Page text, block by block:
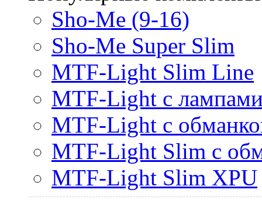
Sho-Me (9-16)
Sho-Me Super Slim
MTF-Light Slim Line
MTF-Light с
MTF-Light с
MTF-Light Slim с
MTF-Light Slim XPU